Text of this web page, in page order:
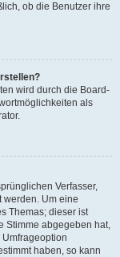
ob die Benutzer ihre
wird durch die Board-
als
Verfasser,
werden. Um eine
Themas; dieser ist
Stimme abgegeben hat,
haben, so kann